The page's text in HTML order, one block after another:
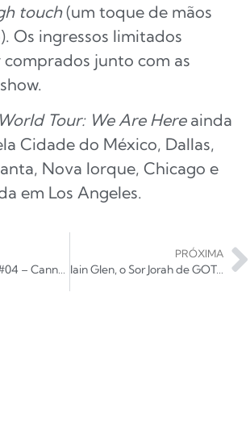
touch(um toque de mãos
Os ingressos limitados
junto com as
Tour: We Are Hereainda
Cidade do México, Dallas,
Nova Iorque, Chicago e
em Los Angeles.
Garage Sounds #04 – Cannon of Hate, um grito social vindo de Cubatão
PRÓXIMA
Iain Glen, o Sor Jorah de GOT, vem para a CCXP